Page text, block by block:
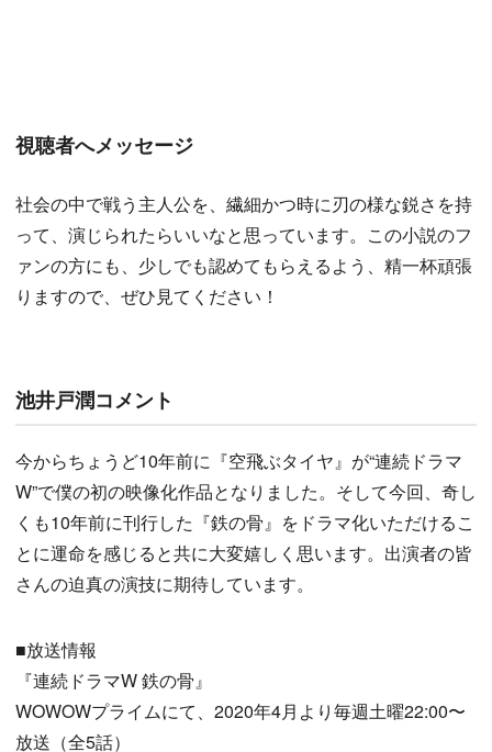
視聴者へメッセージ
社会の中で戦う主人公を、繊細かつ時に刃の様な鋭さを持
って、演じられたらいいなと思っています。この小説のフ
ァンの方にも、少しでも認めてもらえるよう、精一杯頑張
りますので、ぜひ見てください！
池井戸潤コメント
今からちょうど10年前に『空飛ぶタイヤ』が“連続ドラマ
W”で僕の初の映像化作品となりました。そして今回、奇し
くも10年前に刊行した『鉄の骨』をドラマ化いただけるこ
とに運命を感じると共に大変嬉しく思います。出演者の皆
さんの迫真の演技に期待しています。
■放送情報
『連続ドラマW 鉄の骨』
WOWOWプライムにて、2020年4月より毎週土曜22:00〜
放送（全5話）